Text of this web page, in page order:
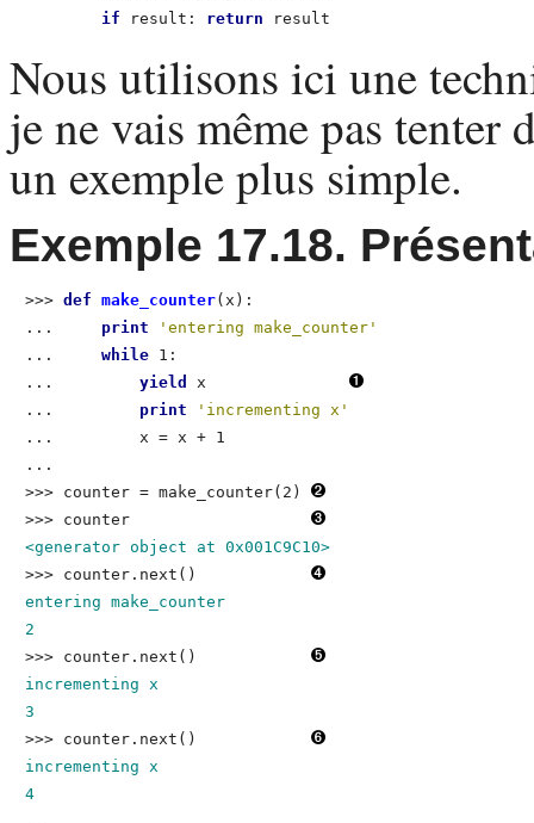
if result: return
Nous utilisons ici une
je ne vais même pas
un exemple plus simple.
Exemple 17.18.
>>> def make_counter(x):
... print
'entering make_counter'
... while 1:
...
yield
x
...
print
'incrementing x'
...
    x = x + 1
...
>>> counter = make_counter(2)
>>> counter
<generator object at 0x001C9C10>
>>> counter.next()
entering make_counter
2
>>> counter.next()
incrementing x
3
>>> counter.next()
incrementing x
4